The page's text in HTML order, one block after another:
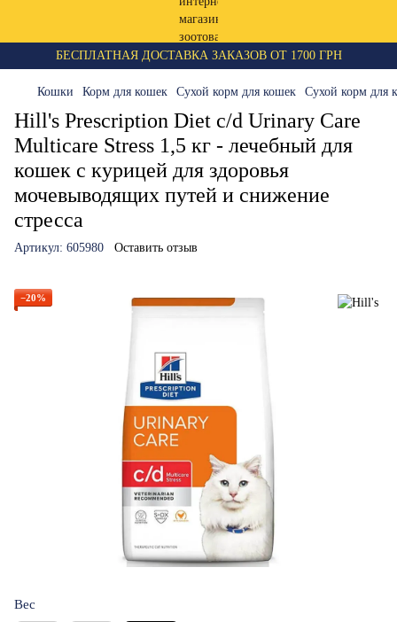
БЕСПЛАТНАЯ ДОСТАВКА ЗАКАЗОВ ОТ 1700 ГРН
Кошки Корм для кошек Сухой корм для кошек Сухой корм для
Hill's Prescription Diet c/d Urinary Care
Multicare Stress 1,5 кг - лечебный для
кошек с курицей для здоровья
мочевыводящих путей и снижение
стресса
Артикул: 605980 Оставить отзыв
−20%
Вес